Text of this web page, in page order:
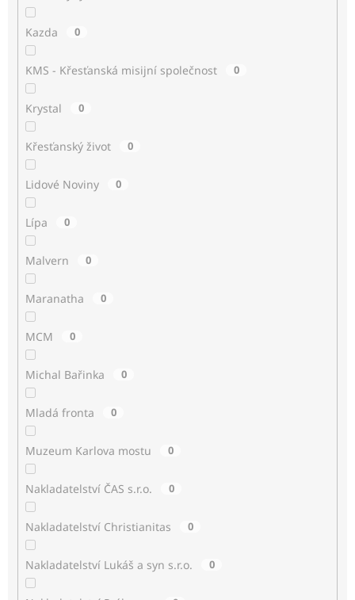
Kazda 0
KMS - Křesťanská misijní společnost 0
Krystal 0
Křesťanský život 0
Lidové Noviny 0
Lípa 0
Malvern 0
Maranatha 0
MCM 0
Michal Bařinka 0
Mladá fronta 0
Muzeum Karlova mostu 0
Nakladatelství ČAS s.r.o. 0
Nakladatelství Christianitas 0
Nakladatelství Lukáš a syn s.r.o. 0